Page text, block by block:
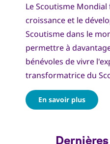
Le Scoutisme Mondial
croissance et le
Scoutisme dans le
permettre à
bénévoles de vivre
transformatrice du
En savoir plus